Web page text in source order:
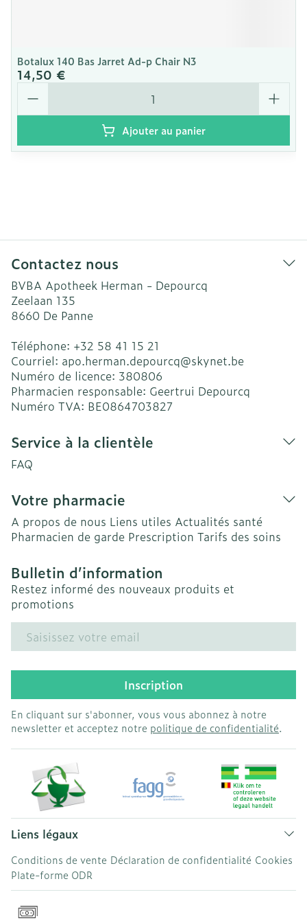
Botalux 140 Bas Jarret Ad-p Chair N3
14,50 €
Quantité
Ajouter au panier
Contactez nous
BVBA Apotheek Herman - Depourcq
Zeelaan 135
8660 De Panne
Téléphone: +32 58 41 15 21
Courriel: apo.herman.depourcq@skynet.be
Numéro de licence: 380806
Pharmacien responsable: Geertrui Depourcq
Numéro TVA: BE0864703827
Service à la clientèle
FAQ
Votre pharmacie
A propos de nous Liens utiles Actualités santé
Pharmacien de garde Prescription Tarifs des soins
Bulletin d’information
Restez informé des nouveaux produits et
promotions
Adresse mail
Inscription
En cliquant sur s'abonner, vous vous abonnez à notre
newsletter et acceptez notre politique de confidentialité.
Liens légaux
Conditions de vente Déclaration de confidentialité Cookies
Plate-forme ODR